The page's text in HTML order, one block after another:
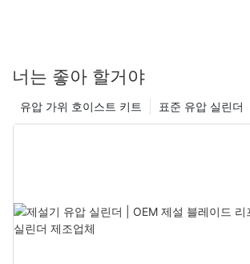
너는 좋아 할거야
표준 유압 실린더
유압 가위 호이스트 키트